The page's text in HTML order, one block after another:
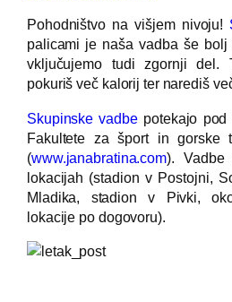
Pohodništvo na višjem nivoju!
palicami je naša vadba še bolj
vključujemo tudi zgornji del.
pokuriš več kalorij ter narediš
Skupinske vadbepotekajo pod
Fakultete za šport in gorske
(www.janabratina.com). Vadbe
lokacijah (stadion v Postojni,
Mladika, stadion v Pivki,
lokacije po dogovoru).